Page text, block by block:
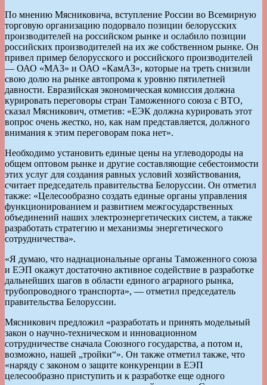
По мнению Мясниковича, вступление России во Всемирную
торговую организацию подорвало позиции белорусских
производителей на российском рынке и ослабило позиции
российских производителей на их же собственном рынке. Он
привел пример белорусского и российского производителей
— ОАО «МАЗ» и ОАО «КамАЗ», которые на треть снизили
свою долю на рынке автопрома к уровню пятилетней
давности. Евразийская экономическая комиссия должна
курировать переговоры стран Таможенного союза с ВТО,
сказал Мясникович, отметив: «ЕЭК должна курировать этот
вопрос очень жестко, но, как нам представляется, должного
внимания к этим переговорам пока нет».
Необходимо установить единые цены на углеводороды на
общем оптовом рынке и другие составляющие себестоимости
этих услуг для создания равных условий хозяйствования,
считает председатель правительства Белоруссии. Он отметил
также: «Целесообразно создать единые органы управления
функционированием и развитием межгосударственных
объединений наших электроэнергетических систем, а также
разработать стратегию и механизмы энергетического
сотрудничества».
«Я думаю, что наднациональные органы Таможенного союза
и ЕЭП окажут достаточно активное содействие в разработке
дальнейших шагов в области единого аграрного рынка,
трубопроводного транспорта», — отметил председатель
правительства Белоруссии.
Мясникович предложил «разработать и принять модельный
закон о научно-техническом и инновационном
сотрудничестве сначала Союзного государства, а потом и,
возможно, нашей „тройки“». Он также отметил также, что
«наряду с законом о защите конкуренции в ЕЭП
целесообразно приступить и к разработке еще одного